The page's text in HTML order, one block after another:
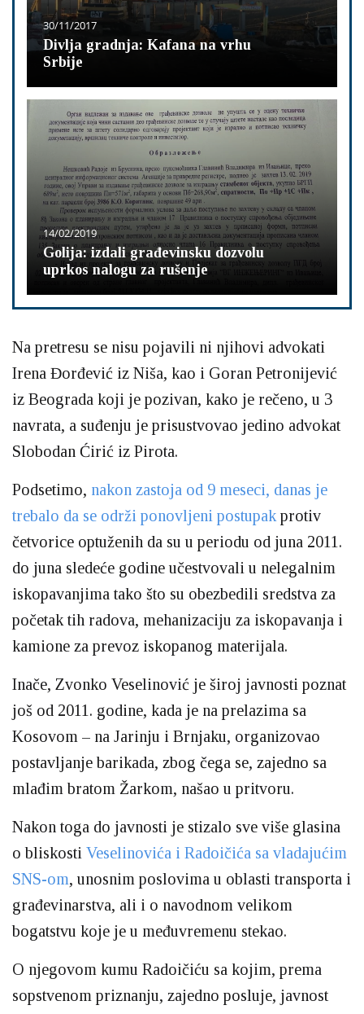
30/11/2017
Divlja gradnja: Kafana na vrhu
Srbije
14/02/2019
Golija: izdali građevinsku dozvolu
uprkos nalogu za rušenje
Na pretresu se nisu pojavili ni njihovi advokati
Irena Đorđević iz Niša, kao i Goran Petronijević
iz Beograda koji je pozivan, kako je rečeno, u 3
navrata, a suđenju je prisustvovao jedino advokat
Slobodan Ćirić iz Pirota.
Podsetimo, nakon zastoja od 9 meseci, danas je
trebalo da se održi ponovljeni postupak protiv
četvorice optuženih da su u periodu od juna 2011.
do juna sledeće godine učestvovali u nelegalnim
iskopavanjima tako što su obezbedili sredstva za
početak tih radova, mehanizaciju za iskopavanja i
kamione za prevoz iskopanog materijala.
Inače, Zvonko Veselinović je široj javnosti poznat
još od 2011. godine, kada je na prelazima sa
Kosovom – na Jarinju i Brnjaku, organizovao
postavljanje barikada, zbog čega se, zajedno sa
mlađim bratom Žarkom, našao u pritvoru.
Nakon toga do javnosti je stizalo sve više glasina
o bliskosti Veselinovića i Radoičića sa vladajućim
SNS-om, unosnim poslovima u oblasti transporta i
građevinarstva, ali i o navodnom velikom
bogatstvu koje je u međuvremenu stekao.
O njegovom kumu Radoičiću sa kojim, prema
sopstvenom priznanju, zajedno posluje, javnost